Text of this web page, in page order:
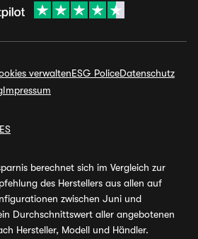
verwaltenESG PoliceDatenschutz
Impressum
ES
berechnet sich im Vergleich zur
des Herstellers aus allen auf
zwischen Juni und
Durchschnittswert aller angebotenen
Hersteller, Modell und Händler.